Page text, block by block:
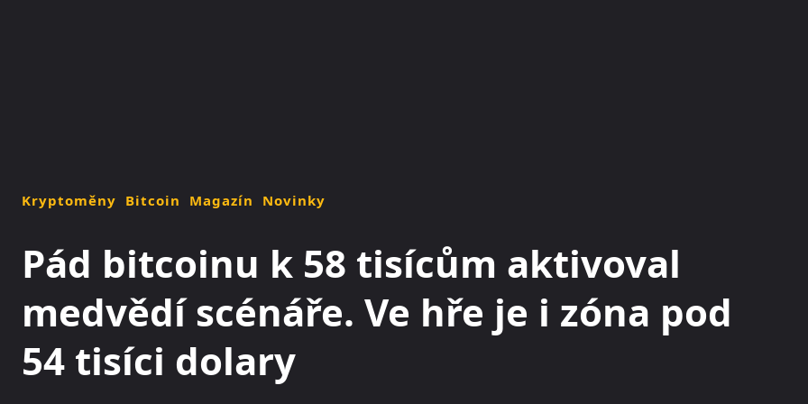
Kryptoměny Bitcoin Magazín Novinky
Pád bitcoinu k 58 tisícům aktivoval
medvědí scénáře. Ve hře je i zóna pod
54 tisíci dolary